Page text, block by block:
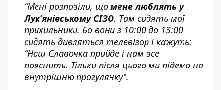
“Мені розповіли, що мене люблять у
Лук’янівському СІЗО. Там сидять мої
прихильники. Бо вони з 10:00 до 13:00
сидять дивляться телевізор і кажуть:
“Наш Славочка прийде і нам все
пояснить. Тільки після цього ми підемо на
внутрішню прогулянку".